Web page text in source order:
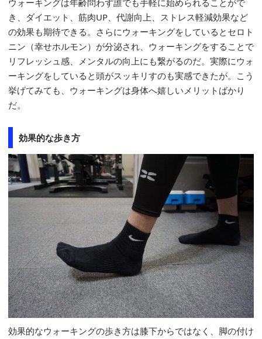
ウォーキングは年齢問わず誰でも手軽に始められることがで
き、ダイエット、筋肉UP、代謝向上、ストレス軽減効果など
の効果も期待できる。さらにウォーキングをしているとセロト
ニン（幸せホルモン）が分泌され、ウォーキングをすることで
リフレッシュ感、メンタルの向上にも繋がるのだ。実際にウォ
ーキングをしていると頭がスッキリすのも実感できたが。こう
挙げてみても、ウォーキングは身体へ嬉しいメリットばかり
だ。
効果的な歩き方
効果的なウォーキングの歩き方は膝下からではなく、脚の付け